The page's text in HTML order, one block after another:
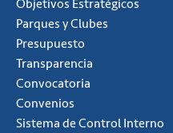
Objetivos Estratégicos
Parques y Clubes
Presupuesto
Transparencia
Convocatoria
Convenios
Sistema de Control Interno